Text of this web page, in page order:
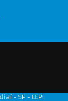
- SP - CEP: